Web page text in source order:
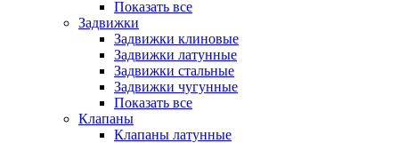
Показать все
Задвижки
Задвижки клиновые
Задвижки латунные
Задвижки стальные
Задвижки чугунные
Показать все
Клапаны
Клапаны латунные